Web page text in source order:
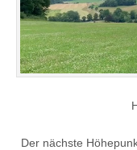
Der nächste